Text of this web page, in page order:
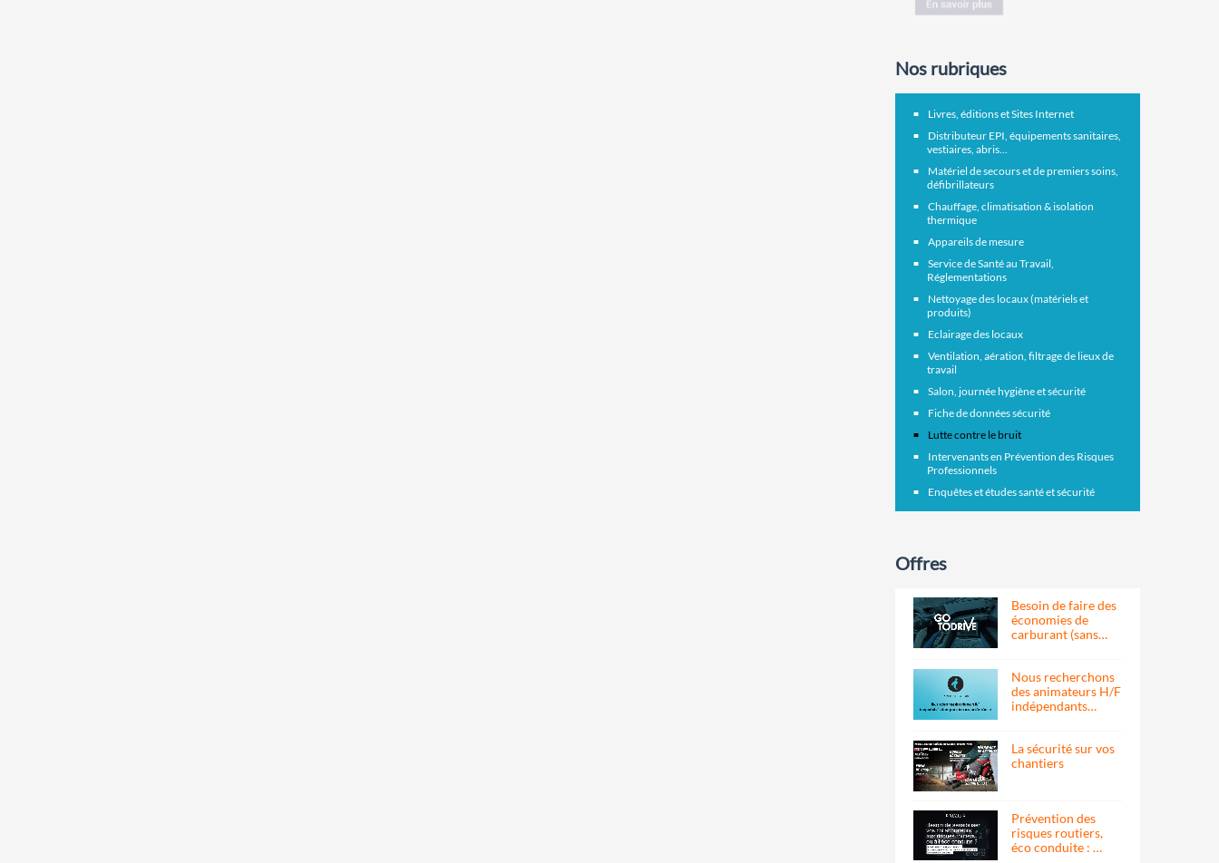
Nos rubriques
Livres, éditions et Sites Internet
Distributeur EPI, équipements sanitaires,
vestiaires, abris...
Matériel de secours et de premiers soins,
défibrillateurs
Chauffage, climatisation & isolation
thermique
Appareils de mesure
Service de Santé au Travail,
Réglementations
Nettoyage des locaux (matériels et
produits)
Eclairage des locaux
Ventilation, aération, filtrage de lieux de
travail
Salon, journée hygiène et sécurité
Fiche de données sécurité
Lutte contre le bruit
Intervenants en Prévention des Risques
Professionnels
Enquêtes et études santé et sécurité
Offres
Besoin de faire des
économies de
carburant (sans…
Nous recherchons
des animateurs H/F
indépendants…
La sécurité sur vos
chantiers
Prévention des
risques routiers,
éco conduite : …